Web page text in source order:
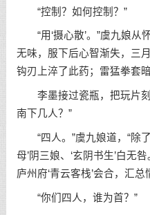
“控制？如何控制？”
“用‘摄心散’。”虞九娘从
无味，服下后心智渐失，三
钩刃上淬了此药；雷猛拳套
李墨接过瓷瓶，把玩片刻
南下几人？”
“四人。”虞九娘道，“除了
母’阴三娘、‘玄阴书生’白无
庐州府‘青云客栈’会合，汇
“你们四人，谁为首？”